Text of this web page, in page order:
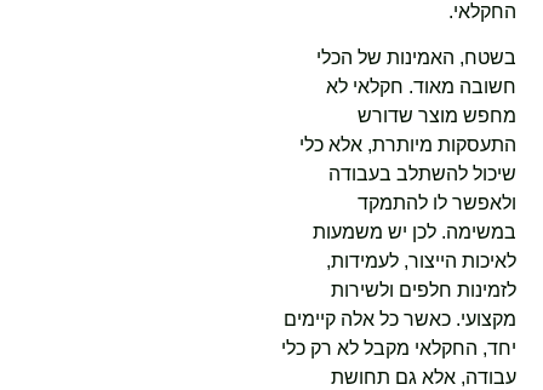
החקלאי.
בשטח, האמינות של הכלי
חשובה מאוד. חקלאי לא
מחפש מוצר שדורש
התעסקות מיותרת, אלא כלי
שיכול להשתלב בעבודה
ולאפשר לו להתמקד
במשימה. לכן יש משמעות
לאיכות הייצור, לעמידות,
לזמינות חלפים ולשירות
מקצועי. כאשר כל אלה קיימים
יחד, החקלאי מקבל לא רק כלי
עבודה, אלא גם תחושת